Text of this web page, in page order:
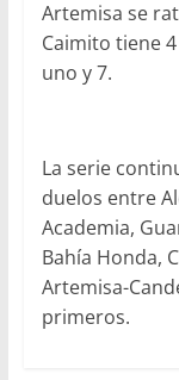
Artemisa se
Caimito tiene
uno y 7.
La serie
duelos entre
Academia,
Bahía Honda,
Artemisa-
primeros.